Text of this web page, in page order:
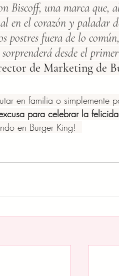
Biscoff, una marca que,
en el corazón y paladar
postres fuera de lo
desde el
de Marketing de
en familia o simplemente
para celebrar la
en Burger King!